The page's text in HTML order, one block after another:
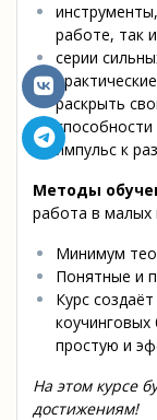
работе, так
серии
раскрыть
способности
импульс к
Методы
работа в малых
Минимум
Понятные и
Курс
простую и
На этом курсе
достижениям!